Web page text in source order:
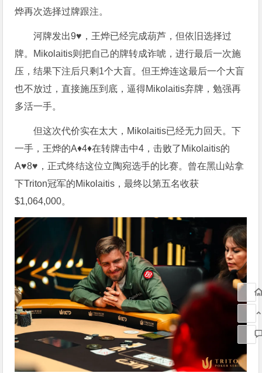
烨再次选择过牌跟注。
河牌发出9♥，王烨已经完成葫芦，但依旧选择过
牌。Mikolaitis则把自己的牌转成诈唬，进行最后一次施
压，结果下注后只剩1个大盲。但王烨连这最后一个大盲
也不放过，直接施压到底，逼得Mikolaitis弃牌，勉强再
多活一手。
但这次代价实在太大，Mikolaitis已经无力回天。下
一手，王烨的A♦4♦在转牌击中4，击败了Mikolaitis的
A♥8♥，正式终结这位立陶宛选手的比赛。曾在黑山站拿
下Triton冠军的Mikolaitis，最终以第五名收获
$1,064,000。